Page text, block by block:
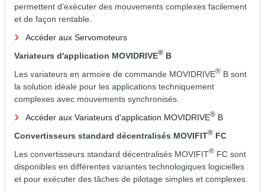
permettent d'exécuter des mouvements complexes facilement
et de façon rentable.
Accéder aux Servomoteurs
Variateurs d'application MOVIDRIVE® B
Les variateurs en armoire de commande MOVIDRIVE® B sont
la solution idéale pour les applications techniquement
complexes avec mouvements synchronisés.
Accéder aux Variateurs d'application MOVIDRIVE® B
Convertisseurs standard décentralisés MOVIFIT® FC
Les convertisseurs standard décentralisés MOVIFIT® FC sont
disponibles en différentes variantes technologiques logicielles
et pour exécuter des tâches de pilotage simples et complexes.